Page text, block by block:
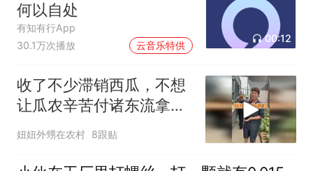
何以自处
有知有行App
30.1万次播放
云音乐特供
00:12
收了不少滞销西瓜，不想
让瓜农辛苦付诸东流拿来
做西瓜酱豆。找了做酱豆
人。也在大批量收瓜农的
妞妞外甥在农村 8跟贴